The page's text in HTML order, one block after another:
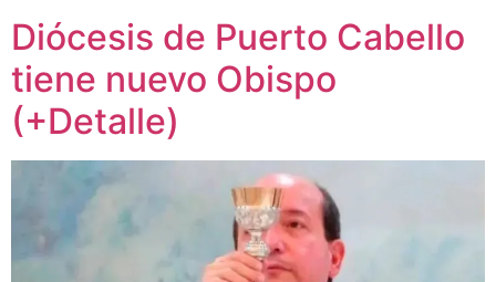
Diócesis de Puerto Cabello
tiene nuevo Obispo
(+Detalle)